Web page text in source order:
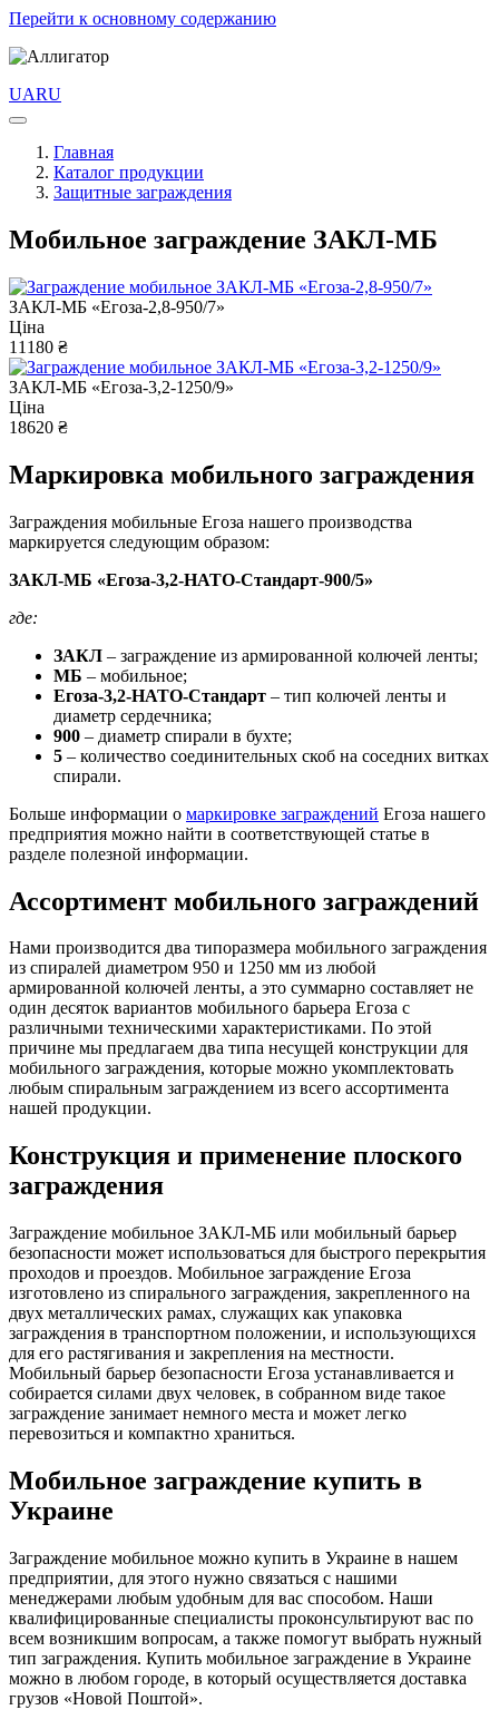
Перейти к основному содержанию
UARU
Главная
Каталог продукции
Защитные заграждения
Мобильное заграждение ЗАКЛ-МБ
ЗАКЛ-МБ «Егоза-2,8-950/7»
Ціна
11180 ₴
ЗАКЛ-МБ «Егоза-3,2-1250/9»
Ціна
18620 ₴
Маркировка мобильного заграждения
Заграждения мобильные Егоза нашего производства
маркируется следующим образом:
ЗАКЛ-МБ «Егоза-3,2-НАТО-Стандарт-900/5»
где:
ЗАКЛ – заграждение из армированной колючей ленты;
МБ – мобильное;
Егоза-3,2-НАТО-Стандарт – тип колючей ленты и
диаметр сердечника;
900 – диаметр спирали в бухте;
5 – количество соединительных скоб на соседних витках
спирали.
Больше информации о маркировке заграждений Егоза нашего
предприятия можно найти в соответствующей статье в
разделе полезной информации.
Ассортимент мобильного заграждений
Нами производится два типоразмера мобильного заграждения
из спиралей диаметром 950 и 1250 мм из любой
армированной колючей ленты, а это суммарно составляет не
один десяток вариантов мобильного барьера Егоза с
различными техническими характеристиками. По этой
причине мы предлагаем два типа несущей конструкции для
мобильного заграждения, которые можно укомплектовать
любым спиральным заграждением из всего ассортимента
нашей продукции.
Конструкция и применение плоского
заграждения
Заграждение мобильное ЗАКЛ-МБ или мобильный барьер
безопасности может использоваться для быстрого перекрытия
проходов и проездов. Мобильное заграждение Егоза
изготовлено из спирального заграждения, закрепленного на
двух металлических рамах, служащих как упаковка
заграждения в транспортном положении, и использующихся
для его растягивания и закрепления на местности.
Мобильный барьер безопасности Егоза устанавливается и
собирается силами двух человек, в собранном виде такое
заграждение занимает немного места и может легко
перевозиться и компактно храниться.
Мобильное заграждение купить в
Украине
Заграждение мобильное можно купить в Украине в нашем
предприятии, для этого нужно связаться с нашими
менеджерами любым удобным для вас способом. Наши
квалифицированные специалисты проконсультируют вас по
всем возникшим вопросам, а также помогут выбрать нужный
тип заграждения. Купить мобильное заграждение в Украине
можно в любом городе, в который осуществляется доставка
грузов «Новой Поштой».